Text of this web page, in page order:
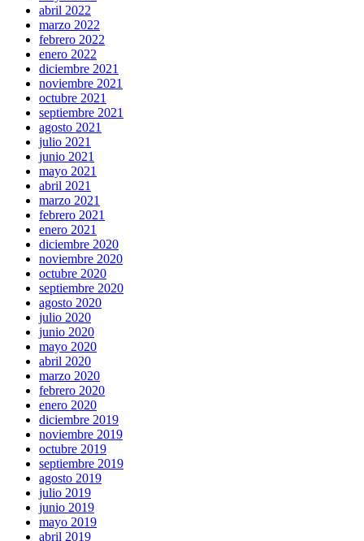
abril 2022
marzo 2022
febrero 2022
enero 2022
diciembre 2021
noviembre 2021
octubre 2021
septiembre 2021
agosto 2021
julio 2021
junio 2021
mayo 2021
abril 2021
marzo 2021
febrero 2021
enero 2021
diciembre 2020
noviembre 2020
octubre 2020
septiembre 2020
agosto 2020
julio 2020
junio 2020
mayo 2020
abril 2020
marzo 2020
febrero 2020
enero 2020
diciembre 2019
noviembre 2019
octubre 2019
septiembre 2019
agosto 2019
julio 2019
junio 2019
mayo 2019
abril 2019